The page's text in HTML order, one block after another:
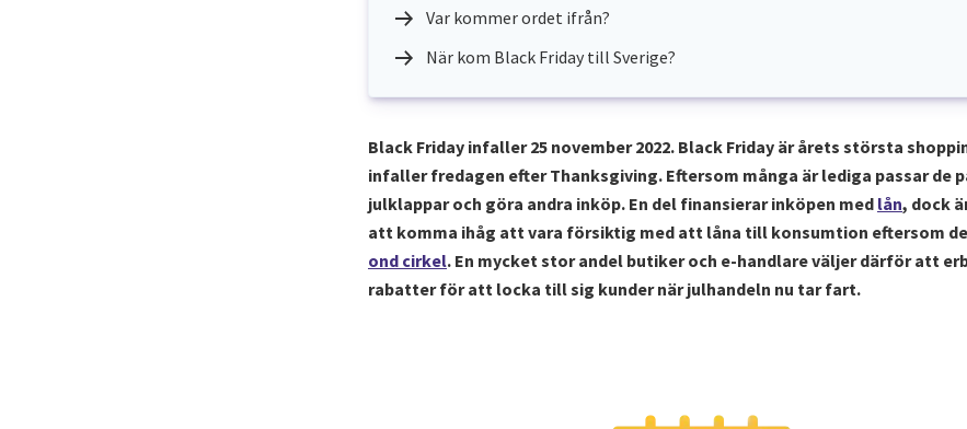
Var kommer ordet ifrån?
När kom Black Friday till Sverige?
Black Friday infaller 25 november 2022. Black Friday är årets största
infaller fredagen efter Thanksgiving. Eftersom många är lediga passar de
julklappar och göra andra inköp. En del finansierar inköpen med lån, dock
att komma ihåg att vara försiktig med att låna till konsumtion eftersom
ond cirkel. En mycket stor andel butiker och e-handlare väljer därför att
rabatter för att locka till sig kunder när julhandeln nu tar fart.